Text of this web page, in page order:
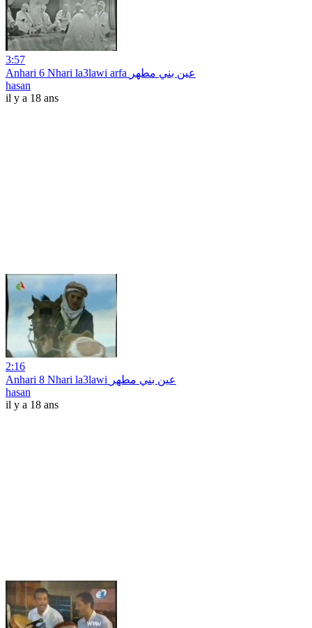
3:57
Anhari 6 Nhari la3lawi arfa عين بني مطهر
hasan
il y a 18 ans
2:16
Anhari 8 Nhari la3lawi عين بني مطهر
hasan
il y a 18 ans